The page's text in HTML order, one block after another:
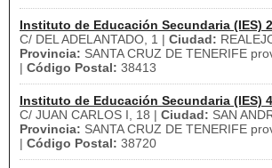
Instituto de Educación Secundaria (IES)
C/ DEL ADELANTADO, 1 | Ciudad:
Provincia: SANTA CRUZ DE TENERIFE
| Código Postal: 38413
Instituto de Educación Secundaria (IES)
C/ JUAN CARLOS I, 18 | Ciudad: SAN
Provincia: SANTA CRUZ DE TENERIFE
| Código Postal: 38720